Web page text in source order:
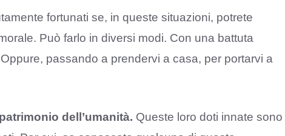
fortunati se, in queste situazioni, potrete
Può farlo in diversi modi. Con una battuta
passando a prendervi a casa, per portarvi a
patrimonio dell’umanità. Queste loro doti innate sono